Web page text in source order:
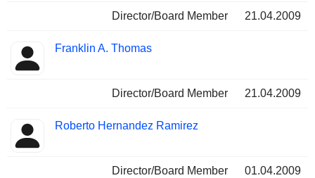
Director/Board Member 21.04.2009
Franklin A. Thomas
Director/Board Member 21.04.2009
Roberto Hernandez Ramirez
Director/Board Member 01.04.2009